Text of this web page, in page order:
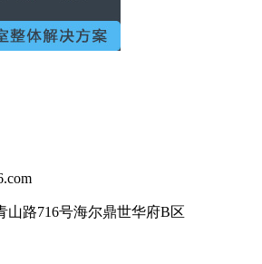
山路716号海尔鼎世华府B区